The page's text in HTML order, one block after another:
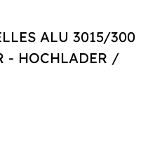
ALU 3015/300
- HOCHLADER /